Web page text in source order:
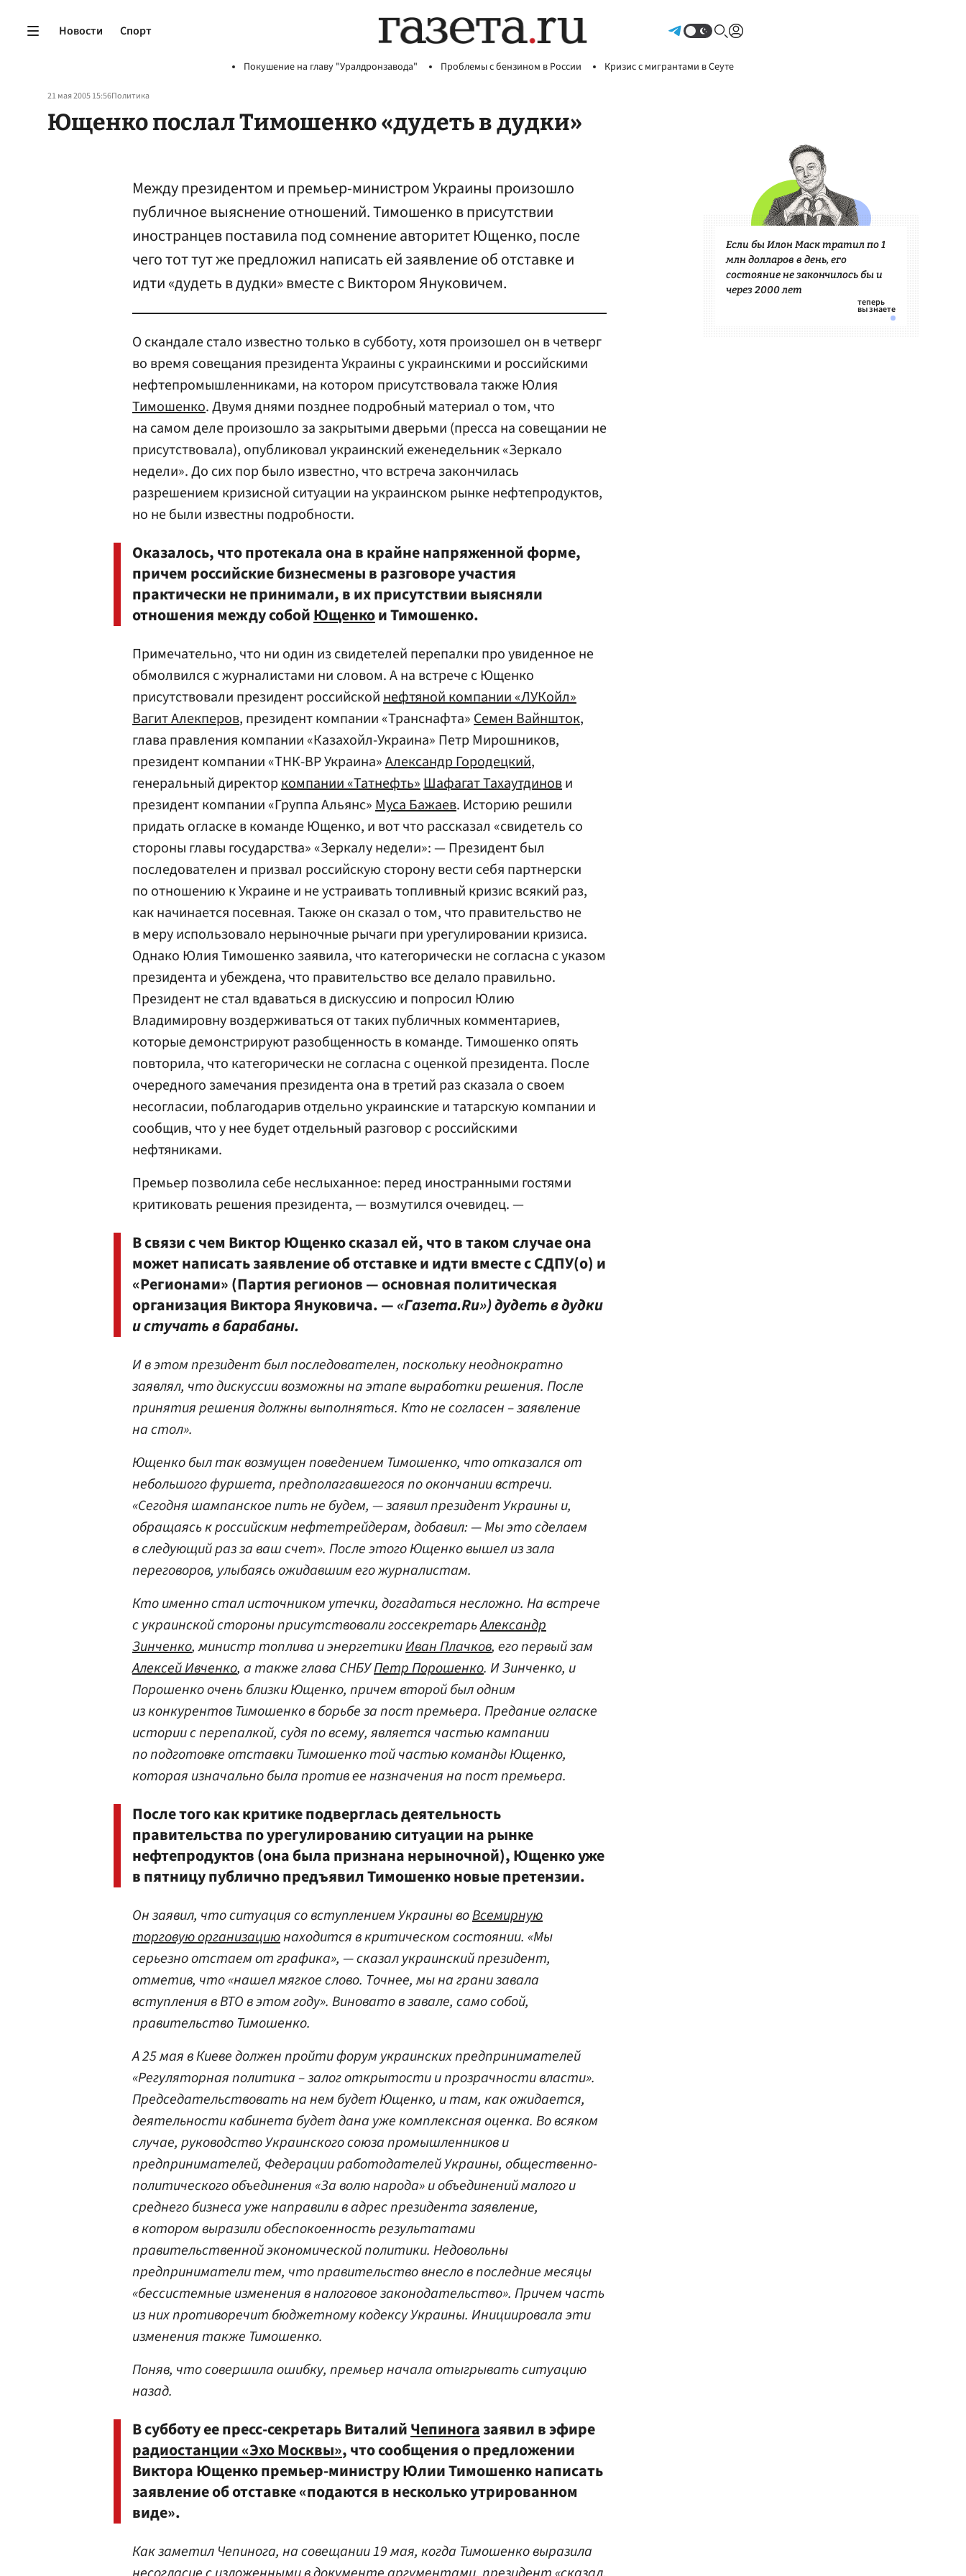
Новости Спорт
Покушение на главу "Уралдронзавода" Проблемы с бензином в России Кризис с мигрантами в Сеуте
21 мая 2005 15:56Политика
Ющенко послал Тимошенко «дудеть в дудки»
Между президентом и премьер-министром Украины произошло
публичное выяснение отношений. Тимошенко в присутствии
иностранцев поставила под сомнение авторитет Ющенко, после
чего тот тут же предложил написать ей заявление об отставке и
идти «дудеть в дудки» вместе с Виктором Януковичем.
О скандале стало известно только в субботу, хотя произошел он в четверг
во время совещания президента Украины с украинскими и российскими
нефтепромышленниками, на котором присутствовала также Юлия
Тимошенко. Двумя днями позднее подробный материал о том, что
на самом деле произошло за закрытыми дверьми (пресса на совещании не
присутствовала), опубликовал украинский еженедельник «Зеркало
недели». До сих пор было известно, что встреча закончилась
разрешением кризисной ситуации на украинском рынке нефтепродуктов,
но не были известны подробности.
Оказалось, что протекала она в крайне напряженной форме,
причем российские бизнесмены в разговоре участия
практически не принимали, в их присутствии выясняли
отношения между собойЮщенкои Тимошенко.
Примечательно, что ни один из свидетелей перепалки про увиденное не
обмолвился с журналистами ни словом. А на встрече с Ющенко
присутствовали президент российскойнефтяной компании «ЛУКойл»
Вагит Алекперов, президент компании «Транснафта»Семен Вайншток,
глава правления компании «Казахойл-Украина» Петр Мирошников,
президент компании «ТНК-ВР Украина»Александр Городецкий,
генеральный директоркомпании «Татнефть»Шафагат Тахаутдинови
президент компании «Группа Альянс»Муса Бажаев. Историю решили
придать огласке в команде Ющенко, и вот что рассказал «свидетель со
стороны главы государства» «Зеркалу недели»: — Президент был
последователен и призвал российскую сторону вести себя партнерски
по отношению к Украине и не устраивать топливный кризис всякий раз,
как начинается посевная. Также он сказал о том, что правительство не
в меру использовало нерыночные рычаги при урегулировании кризиса.
Однако Юлия Тимошенко заявила, что категорически не согласна с указом
президента и убеждена, что правительство все делало правильно.
Президент не стал вдаваться в дискуссию и попросил Юлию
Владимировну воздерживаться от таких публичных комментариев,
которые демонстрируют разобщенность в команде. Тимошенко опять
повторила, что категорически не согласна с оценкой президента. После
очередного замечания президента она в третий раз сказала о своем
несогласии, поблагодарив отдельно украинские и татарскую компании и
сообщив, что у нее будет отдельный разговор с российскими
нефтяниками.
Премьер позволила себе неслыханное: перед иностранными гостями
критиковать решения президента, — возмутился очевидец. —
В связи с чем Виктор Ющенко сказал ей, что в таком случае она
может написать заявление об отставке и идти вместе с СДПУ(о) и
«Регионами» (Партия регионов — основная политическая
организация Виктора Януковича. —«Газета.Ru») дудеть в дудки
и стучать в барабаны.
И в этом президент был последователен, поскольку неоднократно
заявлял, что дискуссии возможны на этапе выработки решения. После
принятия решения должны выполняться. Кто не согласен – заявление
на стол».
Ющенко был так возмущен поведением Тимошенко, что отказался от
небольшого фуршета, предполагавшегося по окончании встречи.
«Сегодня шампанское пить не будем, — заявил президент Украины и,
обращаясь к российским нефтетрейдерам, добавил: — Мы это сделаем
в следующий раз за ваш счет». После этого Ющенко вышел из зала
переговоров, улыбаясь ожидавшим его журналистам.
Кто именно стал источником утечки, догадаться несложно. На встрече
с украинской стороны присутствовали госсекретарьАлександр
Зинченко, министр топлива и энергетикиИван Плачков, его первый зам
Алексей Ивченко, а также глава СНБУПетр Порошенко. И Зинченко, и
Порошенко очень близки Ющенко, причем второй был одним
из конкурентов Тимошенко в борьбе за пост премьера. Предание огласке
истории с перепалкой, судя по всему, является частью кампании
по подготовке отставки Тимошенко той частью команды Ющенко,
которая изначально была против ее назначения на пост премьера.
После того как критике подверглась деятельность
правительства по урегулированию ситуации на рынке
нефтепродуктов (она была признана нерыночной), Ющенко уже
в пятницу публично предъявил Тимошенко новые претензии.
Он заявил, что ситуация со вступлением Украины воВсемирную
торговую организациюнаходится в критическом состоянии. «Мы
серьезно отстаем от графика», — сказал украинский президент,
отметив, что «нашел мягкое слово. Точнее, мы на грани завала
вступления в ВТО в этом году». Виновато в завале, само собой,
правительство Тимошенко.
А 25 мая в Киеве должен пройти форум украинских предпринимателей
«Регуляторная политика – залог открытости и прозрачности власти».
Председательствовать на нем будет Ющенко, и там, как ожидается,
деятельности кабинета будет дана уже комплексная оценка. Во всяком
случае, руководство Украинского союза промышленников и
предпринимателей, Федерации работодателей Украины, общественно-
политического объединения «За волю народа» и объединений малого и
среднего бизнеса уже направили в адрес президента заявление,
в котором выразили обеспокоенность результатами
правительственной экономической политики. Недовольны
предприниматели тем, что правительство внесло в последние месяцы
«бессистемные изменения в налоговое законодательство». Причем часть
из них противоречит бюджетному кодексу Украины. Инициировала эти
изменения также Тимошенко.
Поняв, что совершила ошибку, премьер начала отыгрывать ситуацию
назад.
В субботу ее пресс-секретарь ВиталийЧепиногазаявил в эфире
радиостанции «Эхо Москвы», что сообщения о предложении
Виктора Ющенко премьер-министру Юлии Тимошенко написать
заявление об отставке «подаются в несколько утрированном
виде».
Как заметил Чепинога, на совещании 19 мая, когда Тимошенко выразила
Если бы Илон Маск тратил по 1
млн долларов в день, его
состояние не закончилось бы и
через 2000 лет